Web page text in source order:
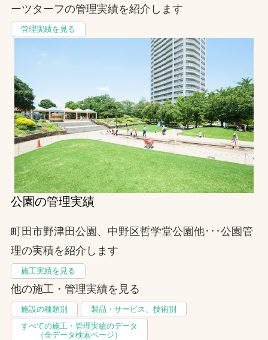
ーツターフの管理実績を紹介します
管理実績を見る
公園の管理実績
町田市野津田公園、中野区哲学堂公園他･･･公園管
理の実積を紹介します
施工実績を見る
他の施工・管理実績を見る
施設の種類別
製品・サービス、技術別
すべての施工・管理実績のデータ
（全データ検索ページ）